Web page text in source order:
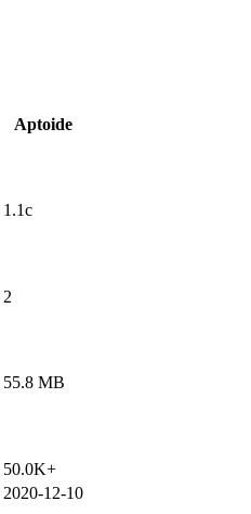
Aptoide
1.1c
2
55.8 MB
50.0K+
2020-12-10